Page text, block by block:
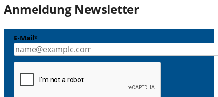
Anmeldung Newsletter
E-Mail*